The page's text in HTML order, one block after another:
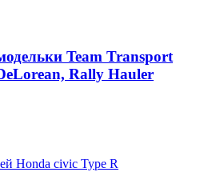
Team Transport
Rally Hauler